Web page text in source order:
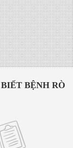
BỆNH RÒ